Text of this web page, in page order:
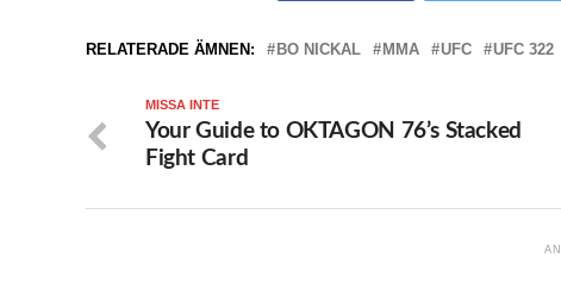
RELATERADE ÄMNEN: BO NICKAL MMA UFC UFC 322
MISSA INTE
Your Guide to OKTAGON 76’s Stacked
Fight Card